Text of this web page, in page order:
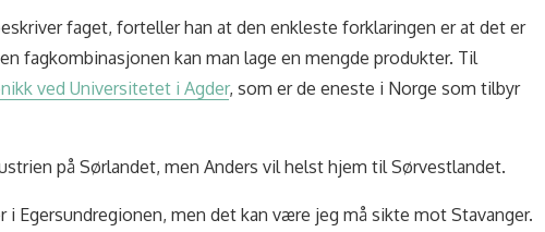
faget, forteller han at den enkleste forklaringen er at det er
fagkombinasjonen kan man lage en mengde produkter. Til
ved Universitetet i Agder, som er de eneste i Norge som tilbyr
på Sørlandet, men Anders vil helst hjem til Sørvestlandet.
Egersundregionen, men det kan være jeg må sikte mot Stavanger.